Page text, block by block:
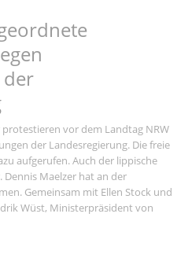
der
vor dem Landtag NRW
der Landesregierung. Die freie
aufgerufen. Auch der lippische
Dennis Maelzer hat an der
Gemeinsam mit Ellen Stock und
Wüst, Ministerpräsident von